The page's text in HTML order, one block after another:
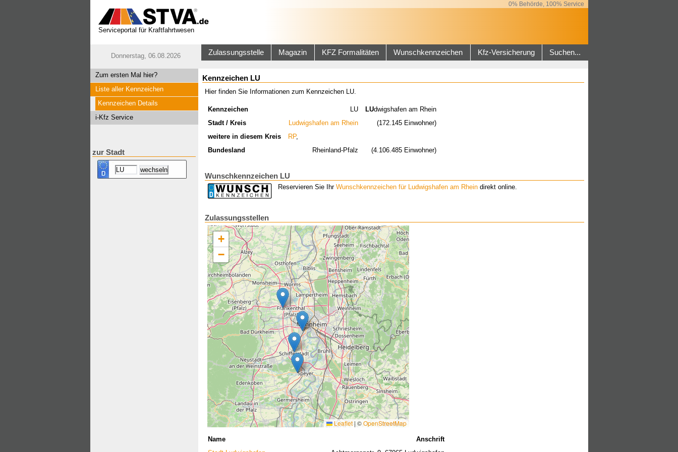
0% Behörde, 100% Service
Serviceportal für Kraftfahrtwesen
Donnerstag, 06.08.2026 Zulassungsstelle Magazin KFZ Formalitäten Wunschkennzeichen Kfz-Versicherung Suchen...
Zum ersten Mal hier?
Liste aller Kennzeichen
Kennzeichen Details
i-Kfz Service
zur Stadt
Kennzeichen LU
Hier finden Sie Informationen zum Kennzeichen LU.
Kennzeichen LU LUdwigshafen am Rhein
Stadt / Kreis
Ludwigshafen am Rhein
(172.145 Einwohner)
weitere in diesem Kreis
RP,
Bundesland
Rheinland-Pfalz (4.106.485 Einwohner)
Wunschkennzeichen LU
Reservieren Sie Ihr Wunschkennzeichen für Ludwigshafen am Rheindirekt online.
Zulassungsstellen
+
−
Leaflet | ©OpenStreetMap
Name
Anschrift